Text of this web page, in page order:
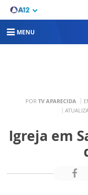
MENU
POR TV APARECIDA
Igreja em